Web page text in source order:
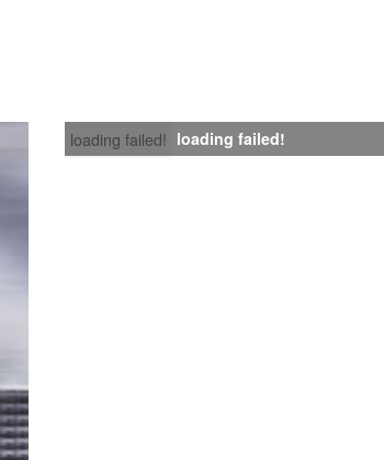
loading failed! loading failed!